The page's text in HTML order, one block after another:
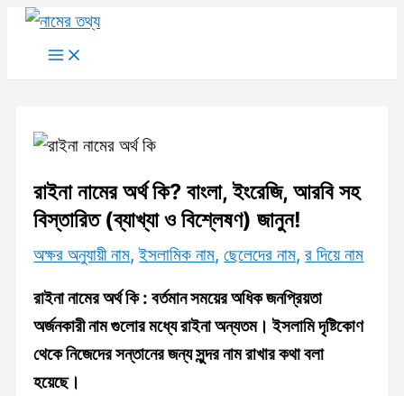
Skip
content
Main
রাইনা নামের অর্থ কি? বাংলা, ইংরেজি, আরবি সহ
বিস্তারিত (ব্যাখ্যা ও বিশ্লেষণ) জানুন!
অক্ষর অনুযায়ী নাম,ইসলামিক নাম,ছেলেদের নাম,র দিয়ে নাম
রাইনা নামের অর্থ কি: বর্তমান সময়ের অধিক জনপ্রিয়তা
অর্জনকারী নাম গুলোর মধ্যেরাইনাঅন্যতম। ইসলামি দৃষ্টিকোণ
থেকে নিজেদের সন্তানের জন্য সুন্দর নাম রাখার কথা বলা
হয়েছে।